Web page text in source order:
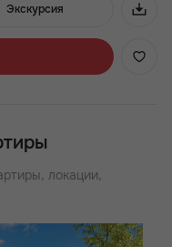
Экскурсия
локации,